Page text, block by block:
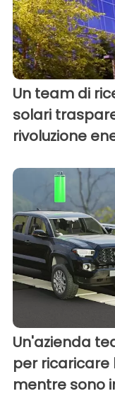
Un team di
solari
rivoluzione
Un'azienda
per ricaricare
mentre sono